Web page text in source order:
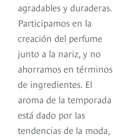
agradables y duraderas.
Participamos en la
creación del perfume
junto a la nariz, y no
ahorramos en términos
de ingredientes. El
aroma de la temporada
está dado por las
tendencias de la moda,